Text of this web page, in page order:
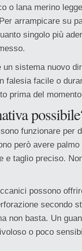
o lana merino
arrampicare su
singolo più
sistema nuovo
falesia facile o
prima del
funzionare per
però avere palmo
e taglio preciso.
possono
secondo
non basta. Un
o poco